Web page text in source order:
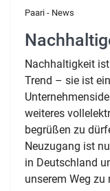
Paari - News
Nachhaltigkeit
Trend – sie ist
weiteres
begrüßen zu
Neuzugang ist
in Deutschland
unserem Weg